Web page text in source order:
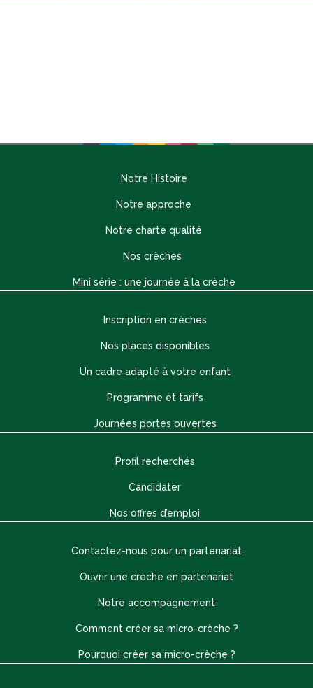
Notre Histoire
Notre approche
Notre charte qualité
Nos crèches
Mini série : une journée à la crèche
Inscription en crèches
Nos places disponibles
Un cadre adapté à votre enfant
Programme et tarifs
Journées portes ouvertes
Profil recherchés
Candidater
Nos offres d’emploi
Contactez-nous pour un partenariat
Ouvrir une crèche en partenariat
Notre accompagnement
Comment créer sa micro-crèche ?
Pourquoi créer sa micro-crèche ?